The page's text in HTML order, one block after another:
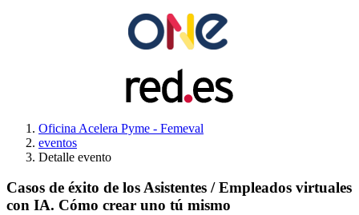
Oficina Acelera Pyme - Femeval
eventos
Detalle evento
Casos de éxito de los Asistentes / Empleados virtuales
con IA. Cómo crear uno tú mismo